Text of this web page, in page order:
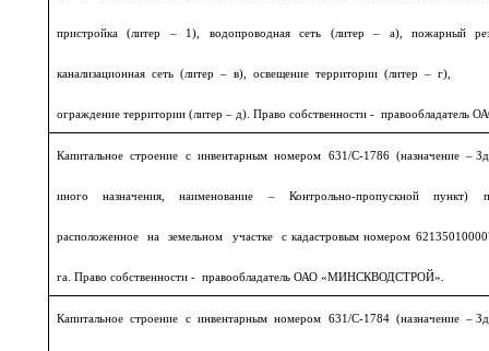
пристройка (литер – 1), водопроводная сеть (литер – а), пожарный
канализационная сеть (литер – в), освещение территории (литер – г),
ограждение территории (литер – д). Право собственности -
Капитальное строение с инвентарным номером 631/С-1786 (назначение –
иного назначения, наименование – Контрольно-пропускной
расположенное на земельном участке с кадастровым номером
га. Право собственности - правообладатель ОАО «МИНСКВОДСТРОЙ».
Капитальное строение с инвентарным номером 631/С-1784 (назначение –